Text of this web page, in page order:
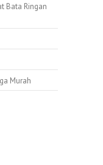
Bata Ringan
Murah